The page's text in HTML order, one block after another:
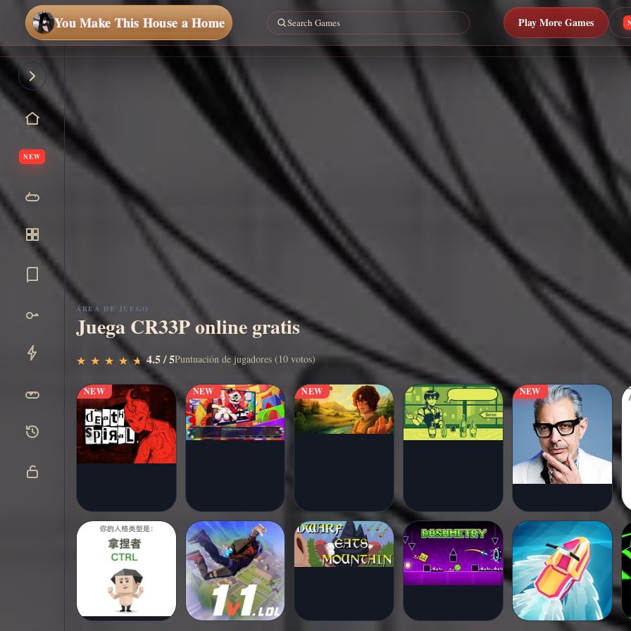
You Make This House a Home Play More Games
NEW
Jugar
ÁREA DE JUEGO
Juega CR33P online gratis
★
★ ★
★ ★
★ ★
★ ★
★ 4.5 / 5Puntuación de jugadores (10 votos)
NEW NEW NEW NEW